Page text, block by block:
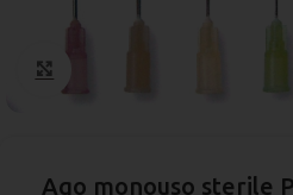
Ago monouso sterile